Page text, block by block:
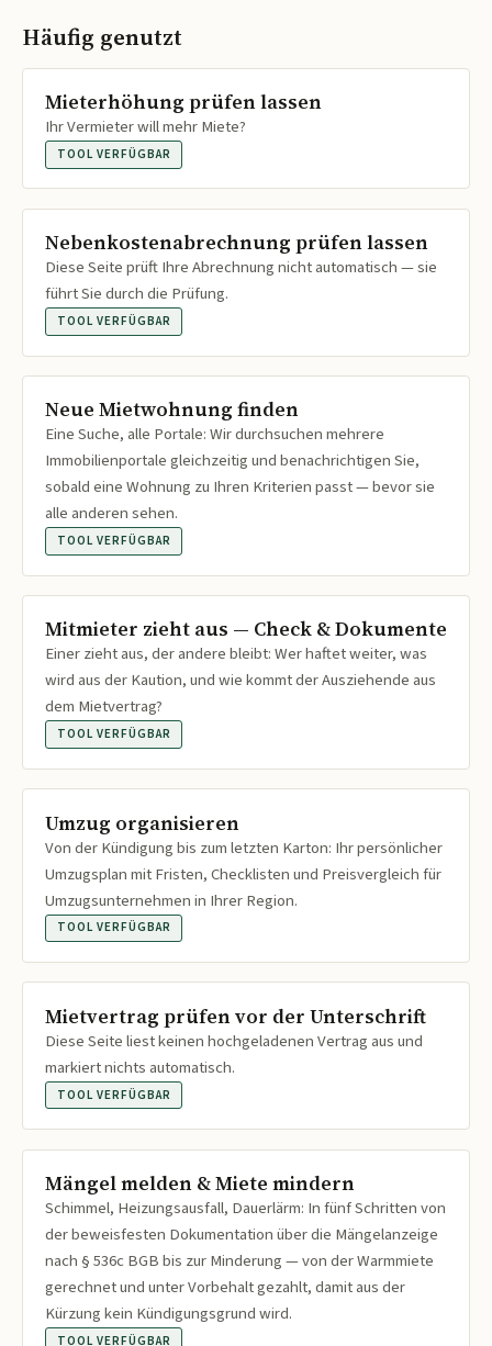
Häufig genutzt
Mieterhöhung prüfen lassen
Ihr Vermieter will mehr Miete?
TOOL VERFÜGBAR
Nebenkostenabrechnung prüfen lassen
Diese Seite prüft Ihre Abrechnung nicht automatisch — sie
führt Sie durch die Prüfung.
TOOL VERFÜGBAR
Neue Mietwohnung finden
Eine Suche, alle Portale: Wir durchsuchen mehrere
Immobilienportale gleichzeitig und benachrichtigen Sie,
sobald eine Wohnung zu Ihren Kriterien passt — bevor sie
alle anderen sehen.
TOOL VERFÜGBAR
Mitmieter zieht aus — Check & Dokumente
Einer zieht aus, der andere bleibt: Wer haftet weiter, was
wird aus der Kaution, und wie kommt der Ausziehende aus
dem Mietvertrag?
TOOL VERFÜGBAR
Umzug organisieren
Von der Kündigung bis zum letzten Karton: Ihr persönlicher
Umzugsplan mit Fristen, Checklisten und Preisvergleich für
Umzugsunternehmen in Ihrer Region.
TOOL VERFÜGBAR
Mietvertrag prüfen vor der Unterschrift
Diese Seite liest keinen hochgeladenen Vertrag aus und
markiert nichts automatisch.
TOOL VERFÜGBAR
Mängel melden & Miete mindern
Schimmel, Heizungsausfall, Dauerlärm: In fünf Schritten von
der beweisfesten Dokumentation über die Mängelanzeige
nach § 536c BGB bis zur Minderung — von der Warmmiete
gerechnet und unter Vorbehalt gezahlt, damit aus der
Kürzung kein Kündigungsgrund wird.
TOOL VERFÜGBAR